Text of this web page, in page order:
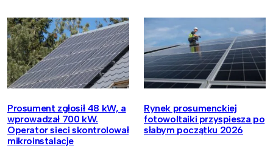
Prosument zgłosił 48 kW, a
wprowadzał 700 kW.
Operator sieci skontrolował
mikroinstalacje
Rynek prosumenckiej
fotowoltaiki przyspiesza po
słabym początku 2026